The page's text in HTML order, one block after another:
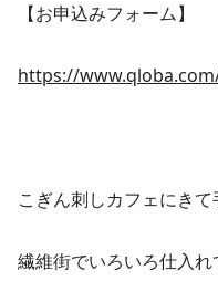
【お申込みフォーム】
https://
こぎん刺しカフェにきて
繊維街でいろいろ仕入れ